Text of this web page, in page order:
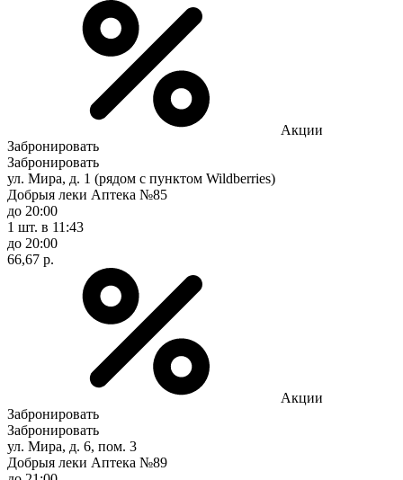
Акции
Забронировать
Забронировать
ул. Мира, д. 1 (рядом с пунктом Wildberries)
Добрыя леки Аптека №85
до 20:00
1 шт. в 11:43
до 20:00
66,67 р.
Акции
Забронировать
Забронировать
ул. Мира, д. 6, пом. 3
Добрыя леки Аптека №89